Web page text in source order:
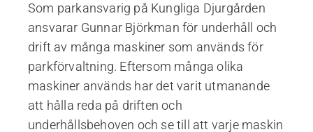
Som parkansvarig på Kungliga Djurgården
ansvarar Gunnar Björkman för underhåll och
drift av många maskiner som används för
parkförvaltning. Eftersom många olika
maskiner används har det varit utmanande
att hålla reda på driften och
underhållsbehoven och se till att varje maskin